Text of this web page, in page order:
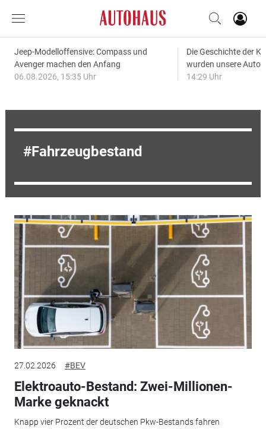
Jeep-Modelloffensive: Compass und
Avenger machen den Anfang
06.08.2026, 15:35 Uhr
Die Geschichte der
wurden unsere
14:29 Uhr
Fahrzeugbestand
27.02.2026 #BEV
Elektroauto-Bestand: Zwei-Millionen-
Marke geknackt
Knapp vier Prozent der deutschen Pkw-Bestands fahren